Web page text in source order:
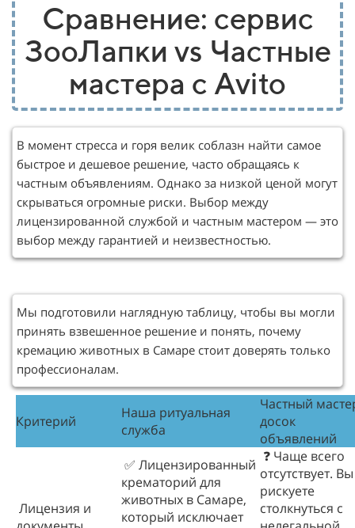
Сравнение: сервис
ЗооЛапки vs Частные
мастера с Avito
В момент стресса и горя велик соблазн найти самое
быстрое и дешевое решение, часто обращаясь к
частным объявлениям. Однако за низкой ценой могут
скрываться огромные риски. Выбор между
лицензированной службой и частным мастером — это
выбор между гарантией и неизвестностью.
Мы подготовили наглядную таблицу, чтобы вы могли
принять взвешенное решение и понять, почему
кремацию животных в Самаре стоит доверять только
профессионалам.
Критерий
Наша ритуальная
служба
Частный
досок
объявлений
Лицензия и
✅ Лицензированный
крематорий для
животных в Самаре,
который исключает
❓ Чаще всего
отсутствует. Вы
рискуете
столкнуться с